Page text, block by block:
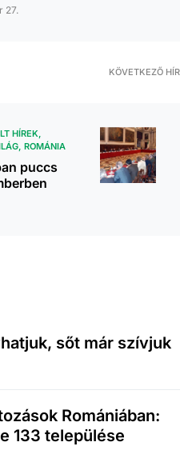
27.
KÖVETKEZŐ HÍR
HÍREK
ROMÁNIA
puccs
sőt már szívjuk
Romániában:
133 települése